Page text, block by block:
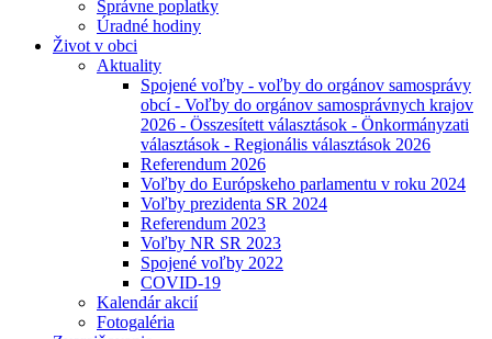
Správne poplatky
Úradné hodiny
Život v obci
Aktuality
Spojené voľby - voľby do orgánov samosprávy
obcí - Voľby do orgánov samosprávnych krajov
2026 - Összesített választások - Önkormányzati
választások - Regionális választások 2026
Referendum 2026
Voľby do Európskeho parlamentu v roku 2024
Voľby prezidenta SR 2024
Referendum 2023
Voľby NR SR 2023
Spojené voľby 2022
COVID-19
Kalendár akcií
Fotogaléria